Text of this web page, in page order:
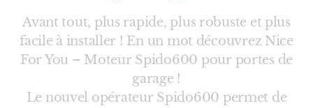
Avant tout, plus rapide, plus robuste et plus
facile à installer ! En un mot découvrez Nice
For You – Moteur Spido600 pour portes de
garage !
Le nouvel opérateur Spido600 permet de